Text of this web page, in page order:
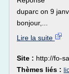
duparc on 9
bonjour,...
Lire la suite
Site : http://fo-
Thèmes liés :